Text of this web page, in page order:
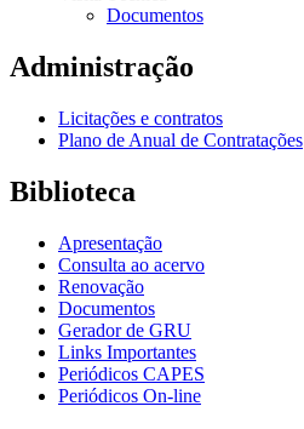
Documentos
Administração
Licitações e contratos
Plano de Anual de Contratações
Biblioteca
Apresentação
Consulta ao acervo
Renovação
Documentos
Gerador de GRU
Links Importantes
Periódicos CAPES
Periódicos On-line